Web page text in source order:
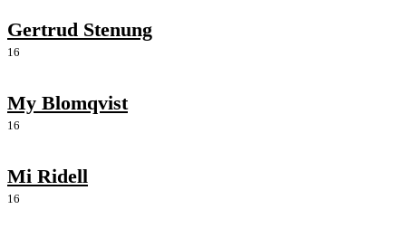
Gertrud Stenung
16
My Blomqvist
16
Mi Ridell
16